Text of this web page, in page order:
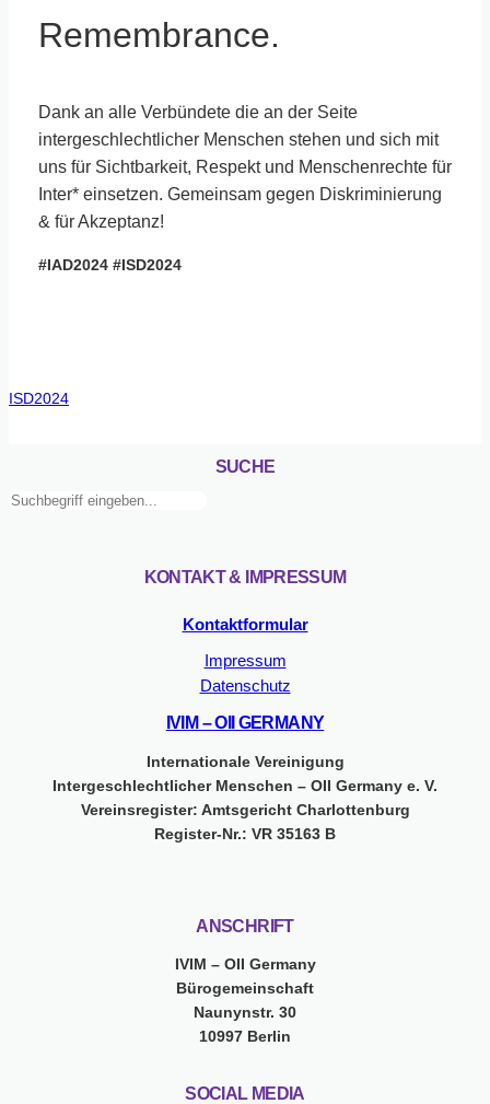
Remembrance.
Dank an alle Verbündete die an der Seite
intergeschlechtlicher Menschen stehen und sich mit
uns für Sichtbarkeit, Respekt und Menschenrechte für
Inter* einsetzen. Gemeinsam gegen Diskriminierung
& für Akzeptanz!
#IAD2024 #ISD2024
ISD2024
SUCHE
Suchen
KONTAKT & IMPRESSUM
Kontaktformular
Impressum
Datenschutz
IVIM – OII GERMANY
Internationale Vereinigung
Intergeschlechtlicher Menschen – OII Germany e. V.
Vereinsregister: Amtsgericht Charlottenburg
Register-Nr.: VR 35163 B
ANSCHRIFT
IVIM – OII Germany
Bürogemeinschaft
Naunynstr. 30
10997 Berlin
SOCIAL MEDIA